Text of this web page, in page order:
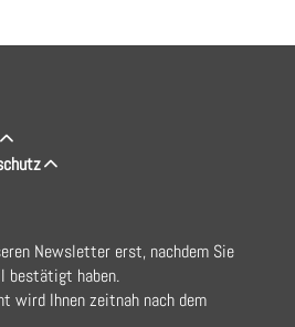
Newsletter erst, nachdem Sie
bestätigt haben.
wird Ihnen zeitnah nach dem